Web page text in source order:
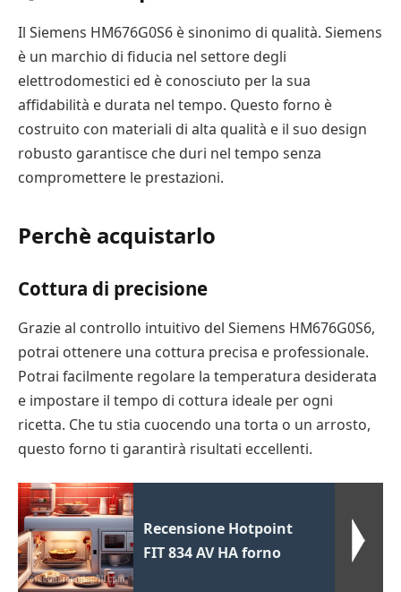
Il Siemens HM676G0S6 è sinonimo di qualità. Siemens
è un marchio di fiducia nel settore degli
elettrodomestici ed è conosciuto per la sua
affidabilità e durata nel tempo. Questo forno è
costruito con materiali di alta qualità e il suo design
robusto garantisce che duri nel tempo senza
compromettere le prestazioni.
Perchè acquistarlo
Cottura di precisione
Grazie al controllo intuitivo del Siemens HM676G0S6,
potrai ottenere una cottura precisa e professionale.
Potrai facilmente regolare la temperatura desiderata
e impostare il tempo di cottura ideale per ogni
ricetta. Che tu stia cuocendo una torta o un arrosto,
questo forno ti garantirà risultati eccellenti.
Recensione Hotpoint
FIT 834 AV HA forno